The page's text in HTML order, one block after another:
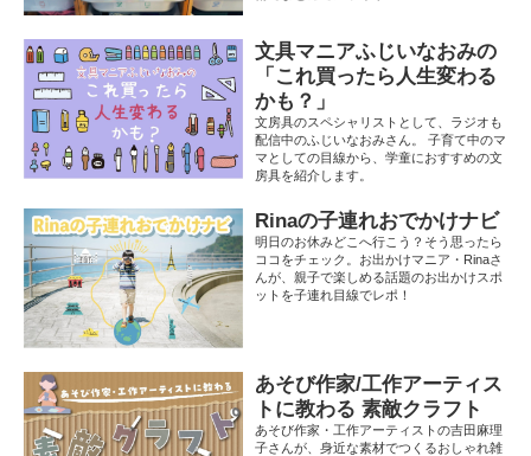
文具マニアふじいなおみの
「これ買ったら人生変わる
かも？」
文房具のスペシャリストとして、ラジオも
配信中のふじいなおみさん。 子育て中のマ
マとしての目線から、学童におすすめの文
房具を紹介します。
Rinaの子連れおでかけナビ
明日のお休みどこへ行こう？そう思ったら
ココをチェック。お出かけマニア・Rinaさ
んが、親子で楽しめる話題のお出かけスポ
ットを子連れ目線でレポ！
あそび作家/工作アーティス
トに教わる 素敵クラフト
あそび作家・工作アーティストの吉田麻理
子さんが、身近な素材でつくるおしゃれ雑